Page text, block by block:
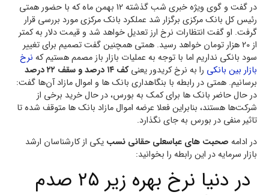
در گفت و گوی ویژه خبری شب گذشته 12 بهمن ماه که با حضور همتی
رئیس کل بانک مرکزی برگزار شد عملکرد بانک مرکزی مورد بررسی قرار
گرفت. او گفت انتظارات نرخ ارز تعدیل خواهد شد و قیمت دلار به کمتر
از 20 هزار تومان خواهد رسید. همتی همچنین گفت تصمیم برای تغییر
سود بانکی نداریم اما با توجه به عملیات بازار باز مصمم هستیم که نرخ
بازار بین بانکی را به نرخ کریدور یعنیکف ۱۴ درصد و سقف ۲۲ درصد
برسانیم. همتی در رابطه با بنگاهداری بانک ها و اموال مازاد آن‌ها گفت:
در حال حاضر بانک ها برای کمک به بورس، در حال خرید برخی از
شرکت‌ها هستند، بنابراین فعلا عرضه اموال مازاد بانک ها متوقف شده تا
تاثیر منفی در بورس به جای نگذارد.
در ادامه صحبت های عباسعلی حقانی نسب یکی از کارشناسان ارشد
بازار سرمایه در این رابطه را بخوانید:
در دنیا نرخ بهره زیر ۲۵ صدم